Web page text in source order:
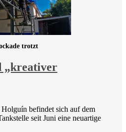
„kreativer
trotzt
befindet sich auf dem
seit Juni eine neuartige